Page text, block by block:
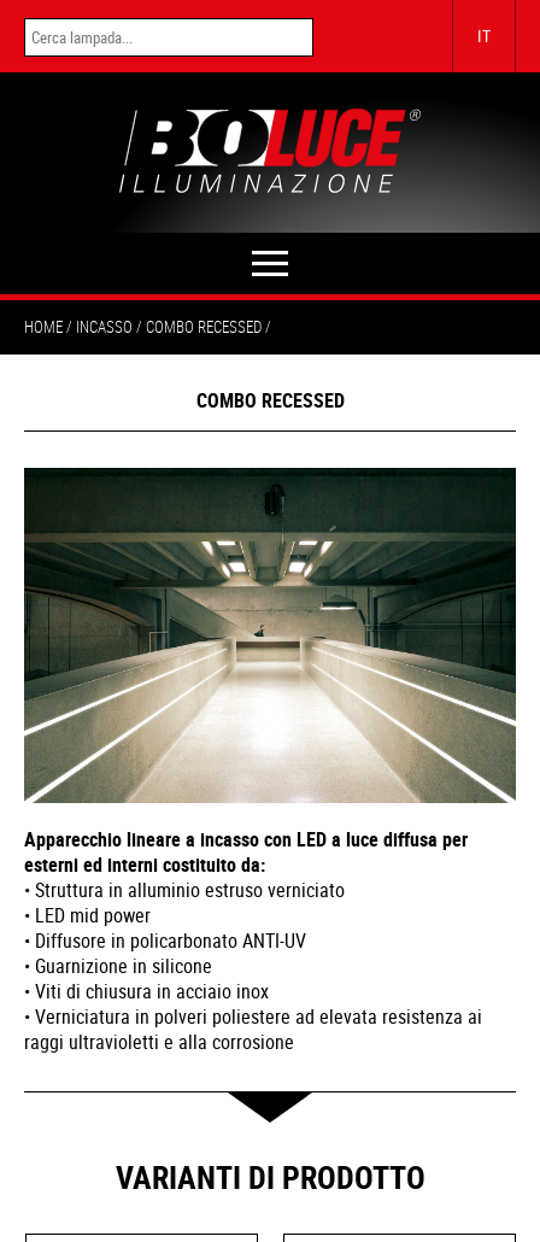
IT
HOME INCASSO COMBO RECESSED
COMBO RECESSED
Apparecchio lineare a incasso con LED a luce diffusa per
esterni ed interni costituito da:
• Struttura in alluminio estruso verniciato
• LED mid power
• Diffusore in policarbonato ANTI-UV
• Guarnizione in silicone
• Viti di chiusura in acciaio inox
• Verniciatura in polveri poliestere ad elevata resistenza ai
raggi ultravioletti e alla corrosione
VARIANTI DI PRODOTTO